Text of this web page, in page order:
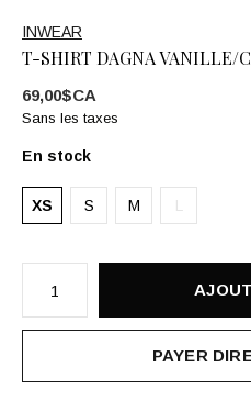
INWEAR
T-SHIRT DAGNA VANILLE/
69,00$CA
Sans les taxes
En stock
XS S M L
PAYER